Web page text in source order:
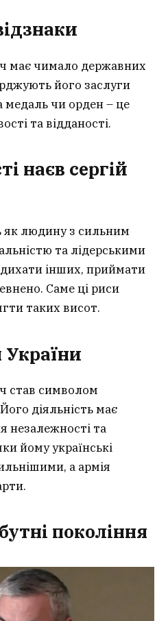
має чимало державних
його заслуги
медаль чи орден – це
та відданості.
наєв сергій
як людину з сильним
та лідерськими
інших, приймати
Саме ці риси
таких висот.
став символом
діяльність має
незалежності та
йому українські
а армія
покоління